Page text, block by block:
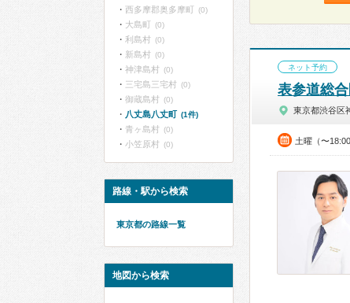
ネット予約
表参道総
東京都渋谷区
土曜（〜18:00
西多摩郡奥多摩町 (0)
大島町 (0)
利島村 (0)
新島村 (0)
神津島村 (0)
三宅島三宅村 (0)
御蔵島村 (0)
八丈島八丈町 (1件)
青ヶ島村 (0)
小笠原村 (0)
路線・駅から検索
東京都の路線一覧
地図から検索